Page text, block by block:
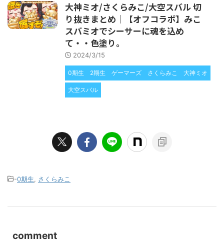
大神ミオ/さくらみこ/大空スバル 切
り抜きまとめ｜【オフコラボ】みこ
スバミオでシーサーに魂を込め
て・・色塗り。
2024/3/15
0期生 2期生 ゲーマーズ さくらみこ 大神ミオ
大空スバル
-0期生 さくらみこ
comment